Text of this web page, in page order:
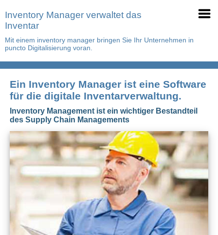
Inventory Manager verwaltet das
Inventar
Mit einem inventory manager bringen Sie Ihr Unternehmen in
puncto Digitalisierung voran.
Ein Inventory Manager ist eine Software
für die digitale Inventarverwaltung.
Inventory Management ist ein wichtiger Bestandteil
des Supply Chain Managements